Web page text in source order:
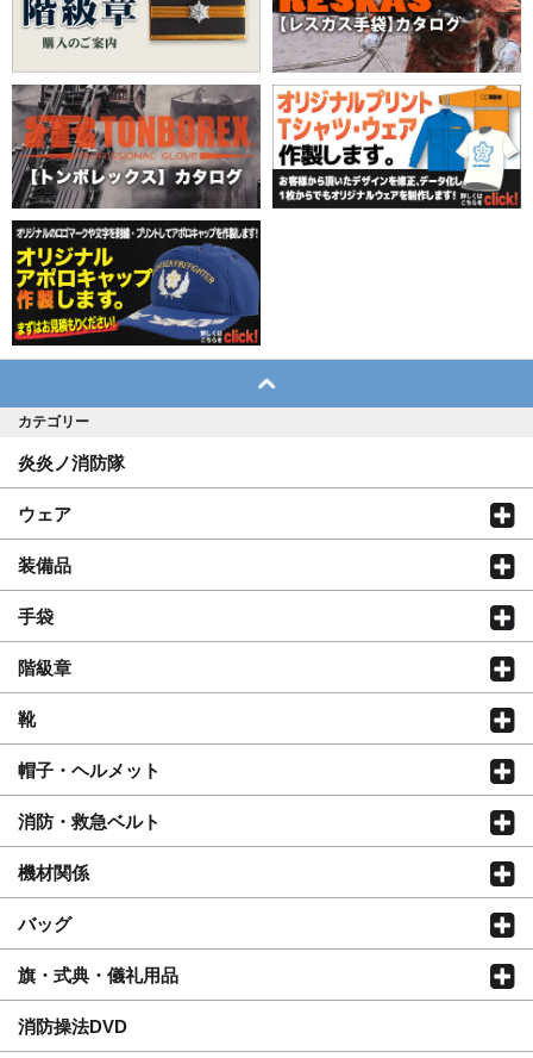
カテゴリー
炎炎ノ消防隊
ウェア
装備品
手袋
階級章
靴
帽子・ヘルメット
消防・救急ベルト
機材関係
バッグ
旗・式典・儀礼用品
消防操法DVD